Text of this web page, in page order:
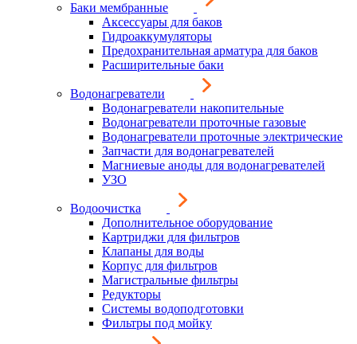
Баки мембранные
Аксессуары для баков
Гидроаккумуляторы
Предохранительная арматура для баков
Расширительные баки
Водонагреватели
Водонагреватели накопительные
Водонагреватели проточные газовые
Водонагреватели проточные электрические
Запчасти для водонагревателей
Магниевые аноды для водонагревателей
УЗО
Водоочистка
Дополнительное оборудование
Картриджи для фильтров
Клапаны для воды
Корпус для фильтров
Магистральные фильтры
Редукторы
Системы водоподготовки
Фильтры под мойку